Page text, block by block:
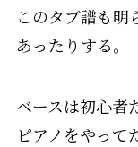
このタブ譜も明
あったりする。
ベースは初心者
ピアノをやって